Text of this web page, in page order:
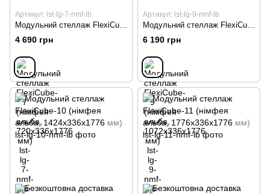
Артикул: lst-lg-7-nmf-lb
Модульний стеллаж FlexiCube-7 (німфея альба, 720х336х1776 мм)
4 690 грн
Артикул: lst-lg-9-nmf-lb
Модульний стеллаж FlexiCube-9 (німфея альба, 1072х336х1776 мм)
6 190 грн